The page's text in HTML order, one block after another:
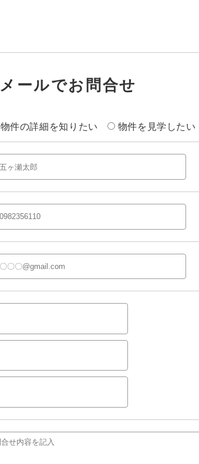
メールでお問合せ
物件の詳細を知りたい 物件を見学したい